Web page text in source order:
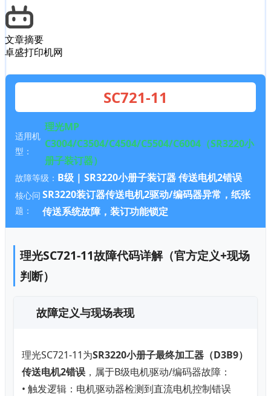
文章摘要
卓盛打印机网
SC721-11
适用机
型：
理光MP
C3004/C3504/C4504/C5504/C6004（SR3220小
册子装订器）
故障等级： B级 | SR3220小册子装订器 传送电机2错误
核心问
题：
SR3220装订器传送电机2驱动/编码器异常，纸张
传送系统故障，装订功能锁定
理光SC721-11故障代码详解（官方定义+现场
判断）
故障定义与现场表现
理光SC721-11为SR3220小册子最终加工器（D3B9）
传送电机2错误，属于B级电机驱动/编码器故障：
• 触发逻辑：电机驱动器检测到直流电机控制错误